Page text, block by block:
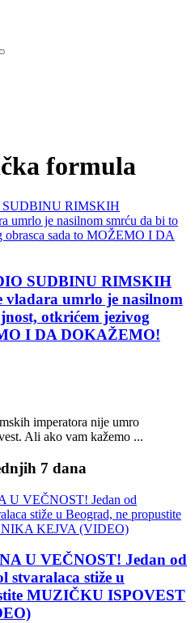
formula
SUDBINU RIMSKIH
umrlo je nasilnom
otkrićem jezivog
I DA DOKAŽEMO!
imperatora nije umro
Ali ako vam kažemo ...
7 dana
U VEČNOST! Jedan od
stvaralaca stiže u
MUZIČKU ISPOVEST